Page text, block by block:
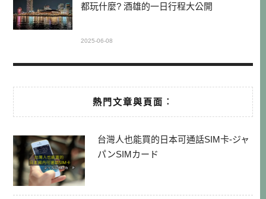
都玩什麼? 酒雄的一日行程大公開
2025-06-08
熱門文章與頁面︰
台灣人也能買的日本可通話SIM卡-ジャ
パンSIMカード